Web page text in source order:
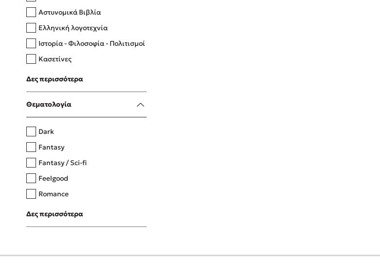
Δανάη Δεληγεώργη
Πάνω, κάτω, μπροστά, πίσω
Η μέθοδος Αφήστε τους
Αστυνομικά Βιβλία
Ελληνική λογοτεχνία
Ιστορία - Φιλοσοφία - Πολιτισμοί
Κασετίνες
Λευκώματα - Έγχρωμοι οδηγοί
Μαγειρική
Δες περισσότερα
Θεματολογία
Dark
Fantasy
Fantasy / Sci-fi
Feelgood
Romance
Upmarket
Young Adult
Δες περισσότερα